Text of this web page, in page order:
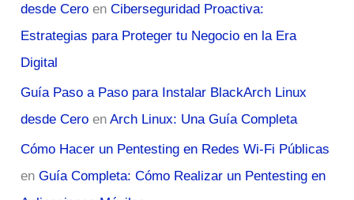
desde Cero enCiberseguridad Proactiva:
Estrategias para Proteger tu Negocio en la Era
Digital
Guía Paso a Paso para Instalar BlackArch Linux
desde Cero enArch Linux: Una Guía Completa
Cómo Hacer un Pentesting en Redes Wi-Fi Públicas
enGuía Completa: Cómo Realizar un Pentesting en